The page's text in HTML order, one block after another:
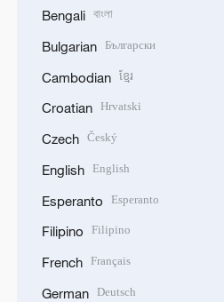
Bengali বাংলা
Bulgarian Български
Cambodian ខ្មែរ
Croatian Hrvatski
Czech Český
English English
Esperanto Esperanto
Filipino Filipino
French Français
German Deutsch